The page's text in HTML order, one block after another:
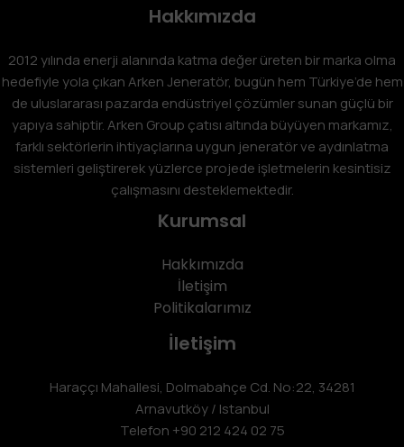
Hakkımızda
2012 yılında enerji alanında katma değer üreten bir marka olma
hedefiyle yola çıkan Arken Jeneratör, bugün hem Türkiye’de hem
de uluslararası pazarda endüstriyel çözümler sunan güçlü bir
yapıya sahiptir. Arken Group çatısı altında büyüyen markamız,
farklı sektörlerin ihtiyaçlarına uygun jeneratör ve aydınlatma
sistemleri geliştirerek yüzlerce projede işletmelerin kesintisiz
çalışmasını desteklemektedir.
Kurumsal
Hakkımızda
İletişim
Politikalarımız
İletişim
Haraççı Mahallesi, Dolmabahçe Cd. No:22, 34281
Arnavutköy / Istanbul
Telefon +90 212 424 02 75